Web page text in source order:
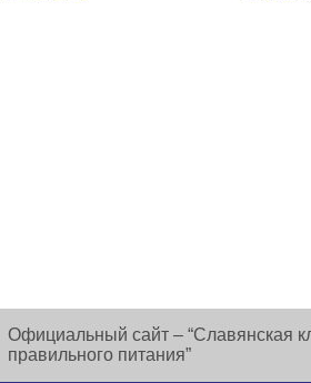
Официальный сайт – “Славянская
правильного питания”